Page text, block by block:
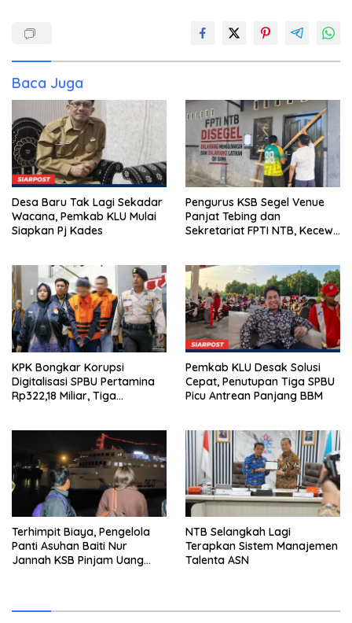
Baca Juga
Desa Baru Tak Lagi Sekadar
Wacana, Pemkab KLU Mulai
Siapkan Pj Kades
Pengurus KSB Segel Venue
Panjat Tebing dan
Sekretariat FPTI NTB, Kecewa
KPK Bongkar Korupsi
Digitalisasi SPBU Pertamina
Rp322,18 Miliar, Tiga
Pemkab KLU Desak Solusi
Cepat, Penutupan Tiga SPBU
Picu Antrean Panjang BBM
Terhimpit Biaya, Pengelola
Panti Asuhan Baiti Nur
Jannah KSB Pinjam Uang
NTB Selangkah Lagi
Terapkan Sistem Manajemen
Talenta ASN